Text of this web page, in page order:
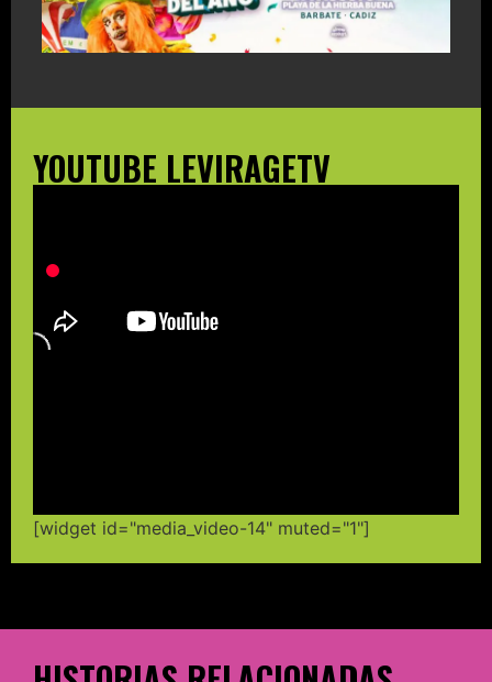
YOUTUBE LEVIRAGETV
[widget id="media_video-14" muted="1"]